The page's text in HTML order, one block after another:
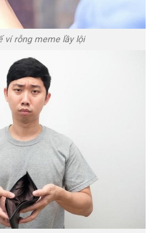
ví rỗng meme lầy lội